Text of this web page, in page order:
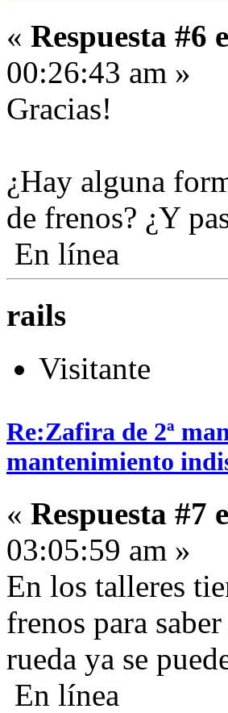
« Respuesta #6
00:26:43 am »
Gracias!
¿Hay alguna
de frenos? ¿Y
En línea
rails
Visitante
Re:Zafira de 2ª
mantenimiento
« Respuesta #7
03:05:59 am »
En los talleres
frenos para
rueda ya se
En línea